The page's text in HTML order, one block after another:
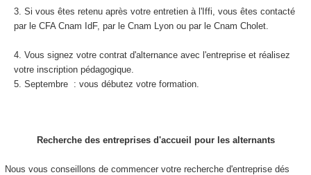
Si vous êtes retenu après votre entretien à l'Iffi, vous êtes contacté
par le CFA Cnam IdF, par le Cnam Lyon ou par le Cnam Cholet.
Vous signez votre contrat d'alternance avec l'entreprise et réalisez
votre inscription pédagogique.
Septembre : vous débutez votre formation.
Recherche des entreprises d'accueil pour les alternants
Nous vous conseillons de commencer votre recherche d'entreprise dés